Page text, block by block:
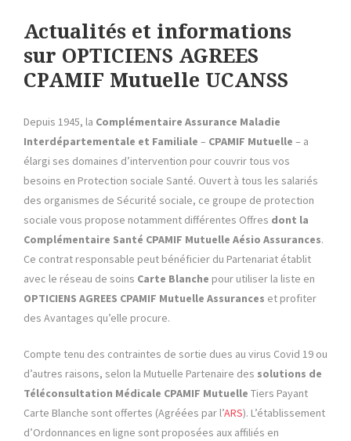
Actualités et informations
sur OPTICIENS AGREES
CPAMIF Mutuelle UCANSS
Depuis 1945, la Complémentaire Assurance Maladie
Interdépartementale et Familiale – CPAMIF Mutuelle – a
élargi ses domaines d’intervention pour couvrir tous vos
besoins en Protection sociale Santé. Ouvert à tous les salariés
des organismes de Sécurité sociale, ce groupe de protection
sociale vous propose notamment différentes Offres dont la
Complémentaire Santé CPAMIF Mutuelle Aésio Assurances.
Ce contrat responsable peut bénéficier du Partenariat établit
avec le réseau de soins Carte Blanche pour utiliser la liste en
OPTICIENS AGREES CPAMIF Mutuelle Assurances et profiter
des Avantages qu’elle procure.
Compte tenu des contraintes de sortie dues au virus Covid 19 ou
d’autres raisons, selon la Mutuelle Partenaire des solutions de
Téléconsultation Médicale CPAMIF Mutuelle Tiers Payant
Carte Blanche sont offertes (Agréées par l’ARS). L’établissement
d’Ordonnances en ligne sont proposées aux affiliés en